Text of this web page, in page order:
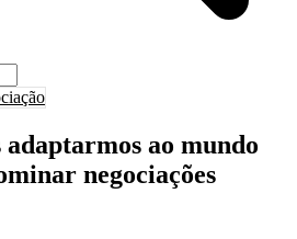
adaptarmos ao mundo
negociações